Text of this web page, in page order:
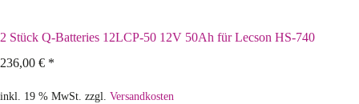
2 Stück Q-Batteries 12LCP-50 12V 50Ah für Lecson HS-740
236,00 € *
inkl. 19 % MwSt. zzgl. Versandkosten